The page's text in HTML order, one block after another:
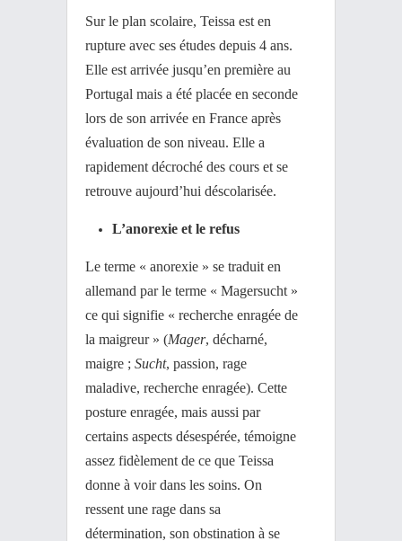
Sur le plan scolaire, Teissa est en
rupture avec ses études depuis 4 ans.
Elle est arrivée jusqu’en première au
Portugal mais a été placée en seconde
lors de son arrivée en France après
évaluation de son niveau. Elle a
rapidement décroché des cours et se
retrouve aujourd’hui déscolarisée.
L’anorexie et le refus
Le terme « anorexie » se traduit en
allemand par le terme « Magersucht »
ce qui signifie « recherche enragée de
la maigreur » (Mager, décharné,
maigre ; Sucht, passion, rage
maladive, recherche enragée). Cette
posture enragée, mais aussi par
certains aspects désespérée, témoigne
assez fidèlement de ce que Teissa
donne à voir dans les soins. On
ressent une rage dans sa
détermination, son obstination à se